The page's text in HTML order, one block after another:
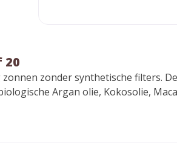
20
zonnen zonder synthetische filters.
Argan olie, Kokosolie,